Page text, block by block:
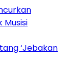
Musisi
‘Jebakan